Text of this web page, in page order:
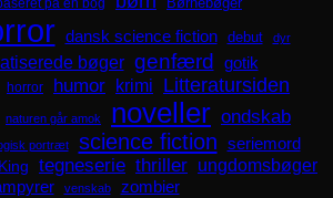
på en bog
dansk science fiction debut dyr
bøger genfærd
gotik
horror humor krimi Litteratursiden
naturen går amok noveller ondskab
portræt science fiction seriemord
tegneserie thriller ungdomsbøger
venskab
zombier